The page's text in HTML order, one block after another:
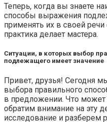
Теперь, когда вы знаете
способы выражения
применять их в своей
практика делает мастера.
Ситуации, в которых выбор
подлежащего имеет значение
Привет, друзья! Сегодня
выбора правильного
в предложении. Что может
обратим внимание на эту
исследование и разберем